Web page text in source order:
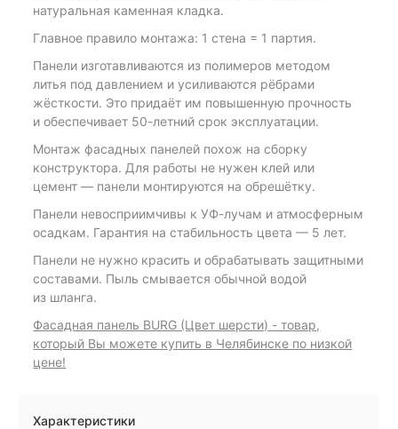
натуральная каменная кладка.
Главное правило монтажа: 1 стена = 1 партия.
Панели изготавливаются из полимеров методом
литья под давлением и усиливаются рёбрами
жёсткости. Это придаёт им повышенную прочность
и обеспечивает 50-летний срок эксплуатации.
Монтаж фасадных панелей похож на сборку
конструктора. Для работы не нужен клей или
цемент — панели монтируются на обрешётку.
Панели невосприимчивы к УФ-лучам и атмосферным
осадкам. Гарантия на стабильность цвета — 5 лет.
Панели не нужно красить и обрабатывать защитными
составами. Пыль смывается обычной водой
из шланга.
Фасадная панель BURG (Цвет шерсти) - товар,
который Вы можете купить в Челябинске по низкой
цене!
Характеристики